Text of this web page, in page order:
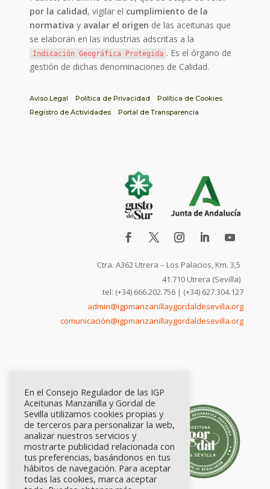
por la calidad, vigilar el cumplimiento de la
normativa y avalar el origen de las aceitunas que
se elaboran en las industrias adscritas a la
Indicación Geográfica Protegida . Es el órgano de
gestión de dichas denominaciones de Calidad.
Aviso Legal Política de Privacidad
Política de Cookies
Registro de Actividades
Portal de Transparencia
Ctra. A362 Utrera – Los Palacios, Km. 3,5
41.710 Utrera (Sevilla)
tel: (+34) 666.202.756 | (+34) 627.304.127
admin@igpmanzanillaygordaldesevilla.org
comunicación@igpmanzanillaygordaldesevilla.org
En el Consejo Regulador de las IGP
Aceitunas Manzanilla y Gordal de
Sevilla utilizamos cookies propias y
de terceros para personalizar la web,
analizar nuestros servicios y
mostrarte publicidad relacionada con
tus preferencias, basándonos en tus
hábitos de navegación. Para aceptar
todas las cookies, marca aceptar